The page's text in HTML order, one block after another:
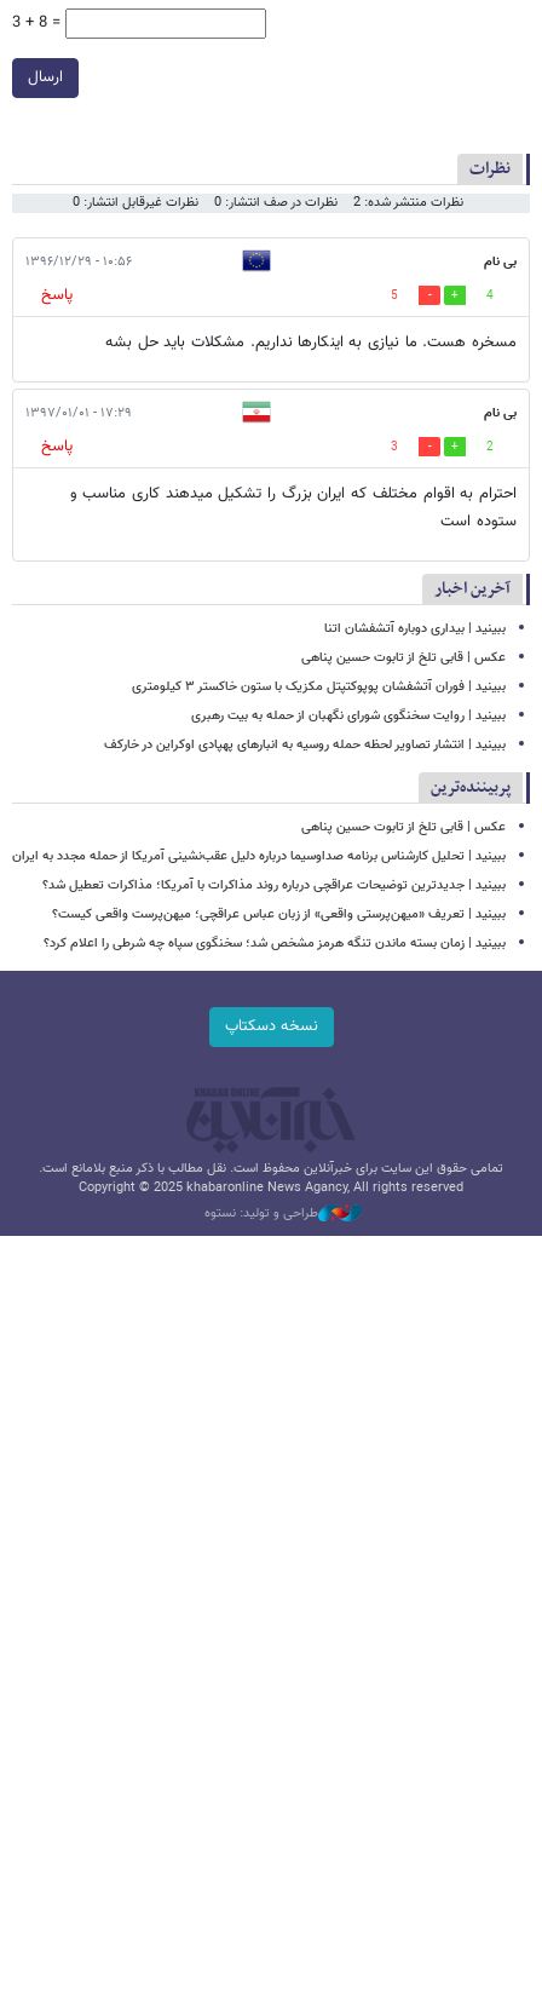
3 + 8 =
ارسال
نظرات
نظرات منتشر شده: 2 نظرات در صف انتشار: 0 نظرات غیرقابل انتشار: 0
بی نام ۱۰:۵۶ - ۱۳۹۶/۱۲/۲۹
4
5
پاسخ
مسخره هست. ما نیازی به اینکارها نداریم. مشکلات باید حل بشه
بی نام ۱۷:۲۹ - ۱۳۹۷/۰۱/۰۱
2
3
پاسخ
احترام به اقوام مختلف که ایران بزرگ را تشکیل میدهند کاری مناسب و
ستوده است
آخرین اخبار
ببینید | بیداری دوباره آتشفشان اتنا
عکس | قابی تلخ از تابوت حسین پناهی
ببینید | فوران آتشفشان پوپوکتپتل مکزیک با ستون خاکستر ۳ کیلومتری
ببینید | روایت سخنگوی شورای نگهبان از حمله به بیت رهبری
ببینید | انتشار تصاویر لحظه حمله روسیه به انبارهای پهپادی اوکراین در خارکف
پربیننده‌ترین
عکس | قابی تلخ از تابوت حسین پناهی
ببینید | تحلیل کارشناس برنامه صداوسیما درباره دلیل عقب‌نشینی آمریکا از حمله مجدد به ایران
ببینید | جدیدترین توضیحات عراقچی درباره روند مذاکرات با آمریکا؛ مذاکرات تعطیل شد؟
ببینید | تعریف «میهن‌پرستی واقعی» از زبان عباس عراقچی؛ میهن‌پرست واقعی کیست؟
ببینید | زمان بسته ماندن تنگه هرمز مشخص شد؛ سخنگوی سپاه چه شرطی را اعلام کرد؟
نسخه دسکتاپ
تمامی حقوق این سایت برای خبرآنلاین محفوظ است. نقل مطالب با ذکر منبع بلامانع است.
Copyright © 2025 khabaronline News Agancy, All rights reserved
طراحی و تولید: نستوه